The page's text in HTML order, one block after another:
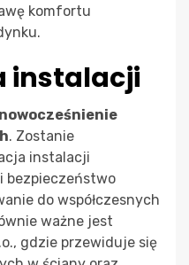
komfortu
instalacji
. Zostanie
instalacji
bezpieczeństwo
do współczesnych
ważne jest
gdzie przewiduje się